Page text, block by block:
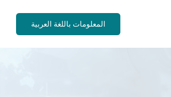
المعلومات باللغة العربية